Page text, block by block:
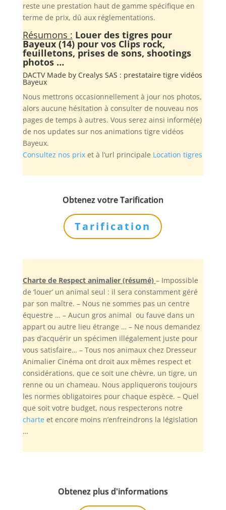
reste une prestation haut de gamme spécifique en
terme de prix, dû aux réglementations.
Résumons : Louer des tigres pour
Bayeux (14) pour vos Clips rock,
feuilletons, prises de sons, shootings
photos …
DACTV Made by Crealys SAS : prestataire tigre vidéos
Bayeux
Nous mettrons occasionnellement à jour nos photos,
alors aucune hésitation à consulter de nouveau nos
pages de temps à autres. Vous serez ainsi informé(e)
de nos updates sur nos animations tigre vidéos
Bayeux.
Consultez nos prixet à l’url principale Location tigres
Obtenez votre Tarification
Tarification
Charte de Respect animalier (résumé) – Impossible
de ‘louer’ un animal seul : il sera constamment géré
par son maître. – Nous ne sommes pas un centre
équestre … – Aucun gros animal ou fauve dans un
appart ou autre lieu étrange … – Ne nous demandez
pas d’acquérir un spécimen illégalement juste pour
vous satisfaire… – Tous nos animaux chez Dresseur
Animalier Cinéma ont droit aux mêmes respect et
considérations, que ce soit une chèvre, un tigre, un
renne ou un chameau. Nous appliquerons toujours
les normes obligatoires pour chaque espèce. – Quel
que soit votre budget, nous respecterons notre
charteet encore moins n’enfreindrons la législation
…
Obtenez plus d'informations